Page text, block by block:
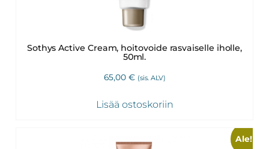
Sothys Active Cream, hoitovoide rasvaiselle iholle,
50ml.
65,00 € (sis. ALV)
Lisää ostoskoriin
Ale!